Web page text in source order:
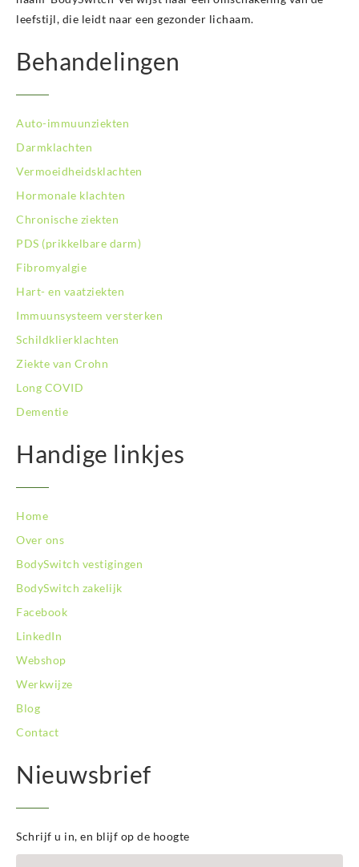
leefstijl, die leidt naar een gezonder lichaam.
Behandelingen
Auto-immuunziekten
Darmklachten
Vermoeidheidsklachten
Hormonale klachten
Chronische ziekten
PDS (prikkelbare darm)
Fibromyalgie
Hart- en vaatziekten
Immuunsysteem versterken
Schildklierklachten
Ziekte van Crohn
Long COVID
Dementie
Handige linkjes
Home
Over ons
BodySwitch vestigingen
BodySwitch zakelijk
Facebook
LinkedIn
Webshop
Werkwijze
Blog
Contact
Nieuwsbrief
Schrijf u in, en blijf op de hoogte